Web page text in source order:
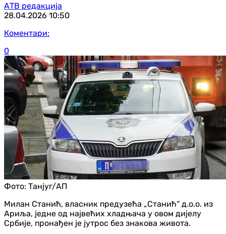
АТВ редакција
28.04.2026 10:50
Коментари:
0
Фото: Танјуг/АП
Милан Станић, власник предузећа „Станић“ д.о.о. из
Ариља, једне од највећих хладњача у овом дијелу
Србије, пронађен је јутрос без знакова живота.